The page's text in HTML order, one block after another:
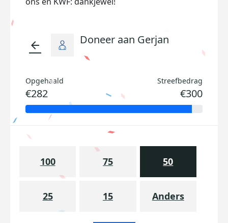
arrow_back Doneer aan Gerjan
Opgehaald
€282
Streefbedrag
€300
100 75 50
25 15 Anders